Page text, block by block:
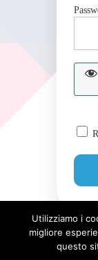
Utilizziamo i
migliore
questo